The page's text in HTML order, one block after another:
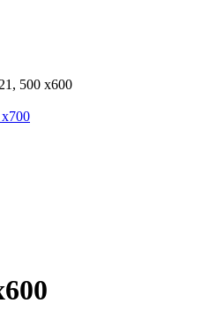
500 x600